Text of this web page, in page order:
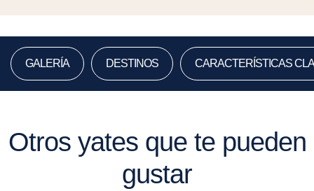
GALERÍA DESTINOS CARACTERÍSTICAS
Otros yates que te pueden
gustar